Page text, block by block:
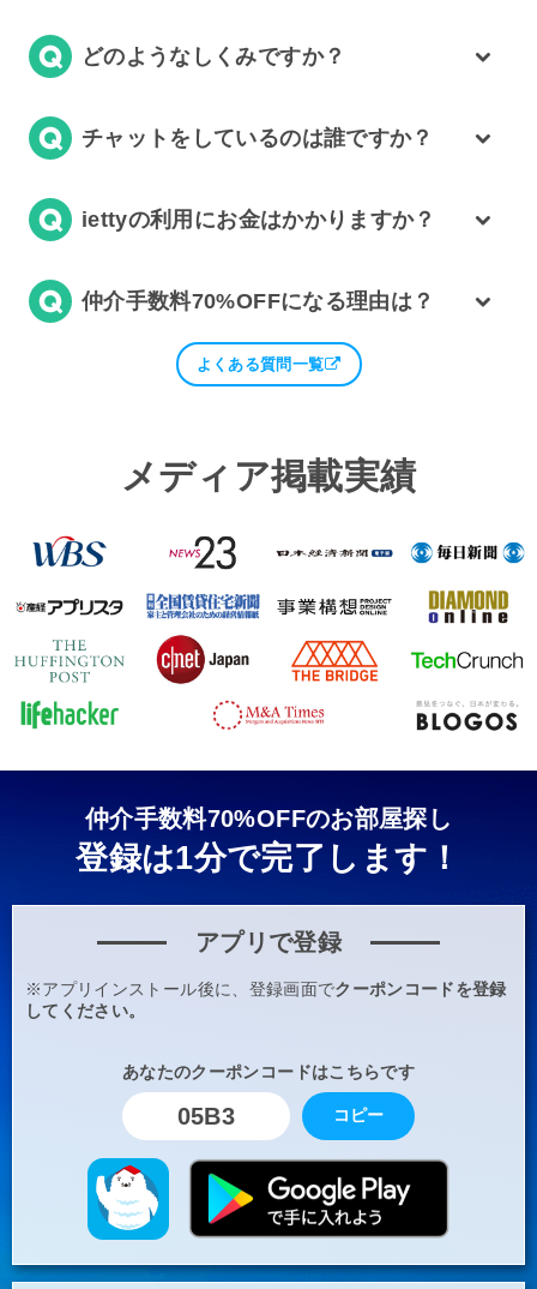
どのようなしくみですか？
チャットをしているのは誰ですか？
iettyの利用にお金はかかりますか？
仲介手数料70%OFFになる理由は？
よくある質問一覧
メディア掲載実績
仲介手数料70%OFFのお部屋探し
登録は1分で完了します！
アプリで登録
※アプリインストール後に、登録画面でクーポンコードを登録
してください。
あなたのクーポンコードはこちらです
05B3 コピー